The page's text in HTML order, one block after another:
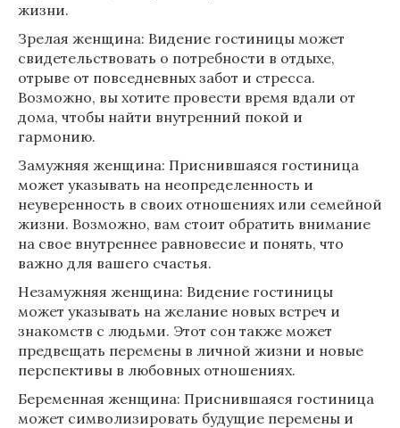
жизни.
Зрелая женщина: Видение гостиницы может
свидетельствовать о потребности в отдыхе,
отрыве от повседневных забот и стресса.
Возможно, вы хотите провести время вдали от
дома, чтобы найти внутренний покой и
гармонию.
Замужняя женщина: Приснившаяся гостиница
может указывать на неопределенность и
неуверенность в своих отношениях или семейной
жизни. Возможно, вам стоит обратить внимание
на свое внутреннее равновесие и понять, что
важно для вашего счастья.
Незамужняя женщина: Видение гостиницы
может указывать на желание новых встреч и
знакомств с людьми. Этот сон также может
предвещать перемены в личной жизни и новые
перспективы в любовных отношениях.
Беременная женщина: Приснившаяся гостиница
может символизировать будущие перемены и